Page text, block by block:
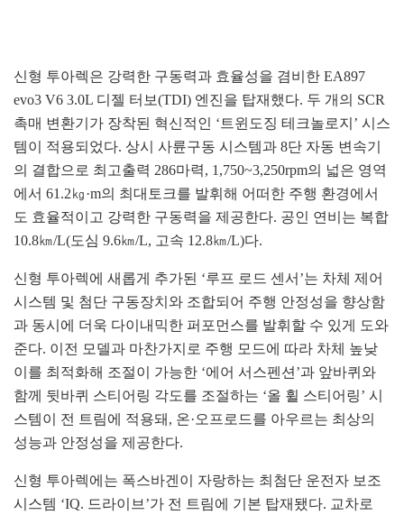
신형 투아렉은 강력한 구동력과 효율성을 겸비한 EA897
evo3 V6 3.0L 디젤 터보(TDI) 엔진을 탑재했다. 두 개의 SCR
촉매 변환기가 장착된 혁신적인 ‘트윈도징 테크놀로지’ 시스
템이 적용되었다. 상시 사륜구동 시스템과 8단 자동 변속기
의 결합으로 최고출력 286마력, 1,750~3,250rpm의 넓은 영역
에서 61.2㎏·m의 최대토크를 발휘해 어떠한 주행 환경에서
도 효율적이고 강력한 구동력을 제공한다. 공인 연비는 복합
10.8㎞/L(도심 9.6㎞/L, 고속 12.8㎞/L)다.
신형 투아렉에 새롭게 추가된 ‘루프 로드 센서’는 차체 제어
시스템 및 첨단 구동장치와 조합되어 주행 안정성을 향상함
과 동시에 더욱 다이내믹한 퍼포먼스를 발휘할 수 있게 도와
준다. 이전 모델과 마찬가지로 주행 모드에 따라 차체 높낮
이를 최적화해 조절이 가능한 ‘에어 서스펜션’과 앞바퀴와
함께 뒷바퀴 스티어링 각도를 조절하는 ‘올 휠 스티어링’ 시
스템이 전 트림에 적용돼, 온·오프로드를 아우르는 최상의
성능과 안정성을 제공한다.
신형 투아렉에는 폭스바겐이 자랑하는 최첨단 운전자 보조
시스템 ‘IQ. 드라이브’가 전 트림에 기본 탑재됐다. 교차로